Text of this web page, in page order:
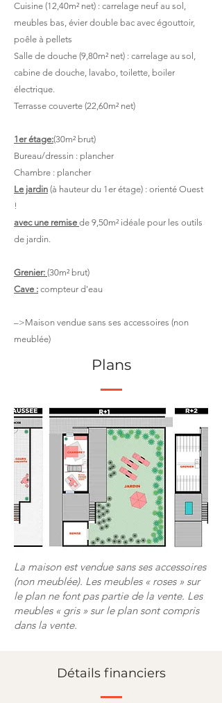
Cuisine (12,40m² net) : carrelage neuf au sol,
meubles bas, évier double bac avec égouttoir,
poêle à pellets
Salle de douche (9,80m² net) : carrelage au sol,
cabine de douche, lavabo, toilette, boiler
électrique.
Terrasse couverte (22,60m² net)
1er étage:(30m² brut)
Bureau/dressin : plancher
Chambre : plancher
Le jardin (à hauteur du 1er étage) : orienté Ouest
!
avec une remise de 9,50m² idéale pour les outils
de jardin.
Grenier: (30m² brut)
Cave : compteur d'eau
–>Maison vendue sans ses accessoires (non
meublée)
Plans
La maison est vendue sans ses accessoires
(non meublée). Les meubles « roses » sur
le plan ne font pas partie de la vente. Les
meubles « gris » sur le plan sont compris
dans la vente.
Détails financiers